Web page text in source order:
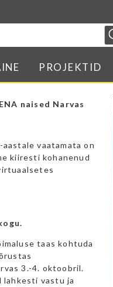
PROJEKTID
naised Narvas
vaatamata on
kiiresti kohanenud
taas kohtuda
3.-4. oktoobril.
lahkesti vastu ja